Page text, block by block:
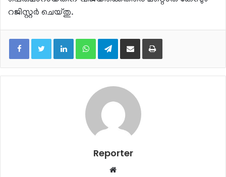
റജിസ്റ്റര്‍ ചെയ്തു.
LinkedInWhatsAppTelegramShare via Email Print
Reporter
Website